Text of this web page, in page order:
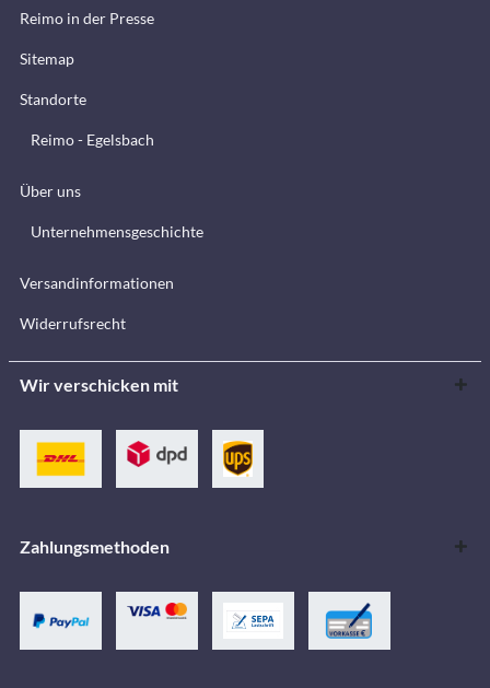
Reimo in der Presse
Sitemap
Standorte
Reimo - Egelsbach
Über uns
Unternehmensgeschichte
Versandinformationen
Widerrufsrecht
Wir verschicken mit
Zahlungsmethoden